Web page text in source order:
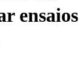
ensaios